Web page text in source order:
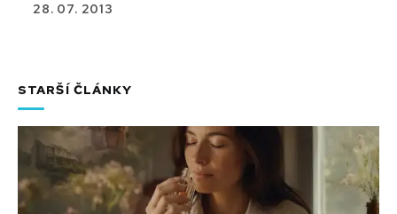
28. 07. 2013
STARŠÍ ČLÁNKY